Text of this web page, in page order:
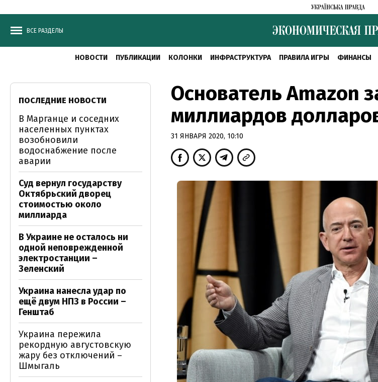
ВСЕ РАЗДЕЛЫ
НОВОСТИ ПУБЛИКАЦИИ КОЛОНКИ ИНФРАСТРУКТУРА ПРАВИЛА ИГРЫ ФИНАНСЫ
Основатель Amazon
миллиардов
31 ЯНВАРЯ 2020, 10:10
ПОСЛЕДНИЕ НОВОСТИ
В Марганце и соседних
населенных пунктах
возобновили
водоснабжение после
аварии
Суд вернул государству
Октябрьский дворец
стоимостью около
миллиарда
В Украине не осталось ни
одной неповрежденной
электростанции –
Зеленский
Украина нанесла удар по
ещё двум НПЗ в России –
Генштаб
Украина пережила
рекордную августовскую
жару без отключений –
Шмыгаль